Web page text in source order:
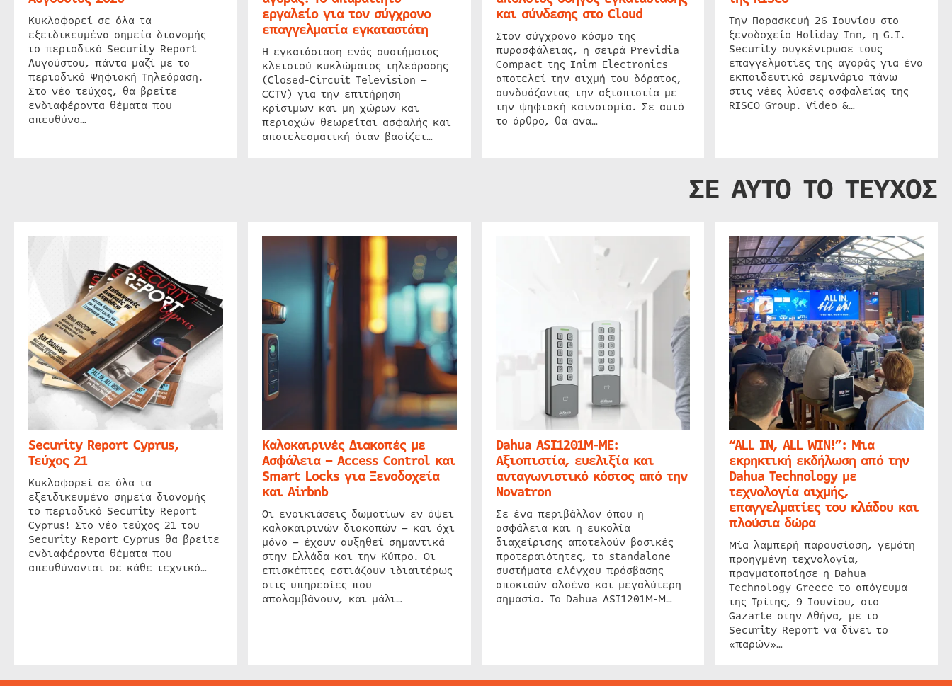
Κυκλοφορεί σε όλα τα
εξειδικευμένα σημεία διανομής
το περιοδικό Security Report
Αυγούστου, πάντα μαζί με το
περιοδικό Ψηφιακή Τηλεόραση.
Στο νέο τεύχος, θα βρείτε
ενδιαφέροντα θέματα που
απευθύνο…
εργαλείο για τον σύγχρονο
επαγγελματία εγκαταστάτη
Η εγκατάσταση ενός συστήματος
κλειστού κυκλώματος τηλεόρασης
(Closed-Circuit Television –
CCTV) για την επιτήρηση
κρίσιμων και μη χώρων και
περιοχών θεωρείται ασφαλής και
αποτελεσματική όταν βασίζετ…
και σύνδεσης στο Cloud
Στον σύγχρονο κόσμο της
πυρασφάλειας, η σειρά Previdia
Compact της Inim Electronics
αποτελεί την αιχμή του δόρατος,
συνδυάζοντας την αξιοπιστία με
την ψηφιακή καινοτομία. Σε αυτό
το άρθρο, θα ανα…
Την Παρασκευή 26 Ιουνίου στο
ξενοδοχείο Holiday Inn, η G.I.
Security συγκέντρωσε τους
επαγγελματίες της αγοράς για ένα
εκπαιδευτικό σεμινάριο πάνω
στις νέες λύσεις ασφαλείας της
RISCO Group. Video &…
ΣΕ ΑΥΤΟ ΤΟ ΤΕΥΧΟΣ
Security Report Cyprus,
Τεύχος 21
Κυκλοφορεί σε όλα τα
εξειδικευμένα σημεία διανομής
το περιοδικό Security Report
Cyprus! Στο νέο τεύχος 21 του
Security Report Cyprus θα βρείτε
ενδιαφέροντα θέματα που
απευθύνονται σε κάθε τεχνικό…
Καλοκαιρινές Διακοπές με
Ασφάλεια – Access Control και
Smart Locks για Ξενοδοχεία
και Airbnb
Οι ενοικιάσεις δωματίων εν όψει
καλοκαιρινών διακοπών – και όχι
μόνο – έχουν αυξηθεί σημαντικά
στην Ελλάδα και την Κύπρο. Οι
επισκέπτες εστιάζουν ιδιαιτέρως
στις υπηρεσίες που
απολαμβάνουν, και μάλι…
Dahua ASI1201M-ME:
Αξιοπιστία, ευελιξία και
ανταγωνιστικό κόστος από την
Novatron
Σε ένα περιβάλλον όπου η
ασφάλεια και η ευκολία
διαχείρισης αποτελούν βασικές
προτεραιότητες, τα standalone
συστήματα ελέγχου πρόσβασης
αποκτούν ολοένα και μεγαλύτερη
σημασία. Το Dahua ASI1201M-M…
“ALL IN, ALL WIN!”: Μια
εκρηκτική εκδήλωση από την
Dahua Technology με
τεχνολογία αιχμής,
επαγγελματίες του κλάδου και
πλούσια δώρα
Μία λαμπερή παρουσίαση, γεμάτη
προηγμένη τεχνολογία,
πραγματοποίησε η Dahua
Technology Greece το απόγευμα
της Τρίτης, 9 Ιουνίου, στο
Gazarte στην Αθήνα, με το
Security Report να δίνει το
«παρών»…